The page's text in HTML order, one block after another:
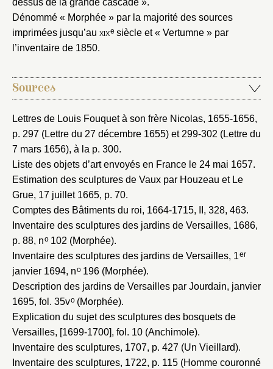
dessus de la grande cascade ».
Dénommé « Morphée » par la majorité des sources
imprimées jusqu’au xixe siècle et « Vertumne » par
l’inventaire de 1850.
Sources
Lettres de Louis Fouquet à son frère Nicolas, 1655-1656,
p. 297 (Lettre du 27 décembre 1655) et 299-302 (Lettre du
7 mars 1656), à la p. 300.
Liste des objets d’art envoyés en France le 24 mai 1657.
Estimation des sculptures de Vaux par Houzeau et Le
Grue, 17 juillet 1665, p. 70.
Comptes des Bâtiments du roi, 1664-1715, II, 328, 463.
Inventaire des sculptures des jardins de Versailles, 1686,
p. 88, no102 (Morphée).
Inventaire des sculptures des jardins de Versailles, 1er
janvier 1694, no196 (Morphée).
Description des jardins de Versailles par Jourdain, janvier
1695, fol. 35vo(Morphée).
Explication du sujet des sculptures des bosquets de
Versailles, [1699-1700], fol. 10 (Anchimole).
Inventaire des sculptures, 1707, p. 427 (Un Vieillard).
Inventaire des sculptures, 1722, p. 115 (Homme couronné
Créer et ajouter
Vous n'êtes pas encore inscrit ? Créer un compte
Vous avez oublié votre mot de passe ?Cliquez ici